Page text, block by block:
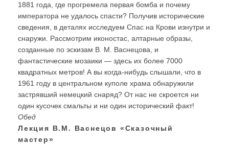
1881 года, где прогремела первая бомба и почему
императора не удалось спасти? Получив исторические
сведения, в деталях исследуем Спас на Крови изнутри и
снаружи. Рассмотрим иконостас, алтарные образы,
созданные по эскизам В. М. Васнецова, и
фантастические мозаики — здесь их более 7000
квадратных метров! А вы когда-нибудь слышали, что в
1961 году в центральном куполе храма обнаружили
застрявший немецкий снаряд? От нас не скроется ни
один кусочек смальты и ни один исторический факт!
Обед
Лекция В.М. Васнецов «Сказочный
мастер»